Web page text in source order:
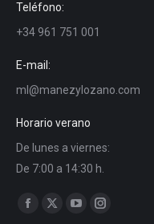
Teléfono:
+34 961 751 001
E-mail:
ml@manezylozano.com
Horario verano
De lunes a viernes:
De 7:00 a 14:30 h.
Trouvez nous sur :
Facebook
X
YouTubeInstagram